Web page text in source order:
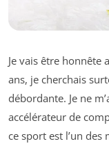
Je vais être honnête
ans, je cherchais
débordante. Je ne
accélérateur de
ce sport est l’un